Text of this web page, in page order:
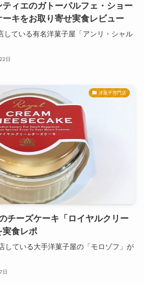
ィエのガトーパルフェ・ショー
ーキをお取り寄せ実食レビュー
している有名洋菓子屋「アンリ・シャル
日
洋菓子専門店
チーズケーキ「ロイヤルクリー
実食レポ
している大手洋菓子屋の「モロゾフ」が
日